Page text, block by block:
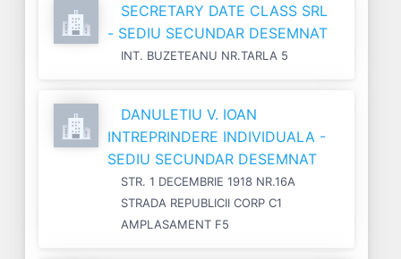
SECRETARY DATE CLASS SRL
- SEDIU SECUNDAR DESEMNAT
INT. BUZETEANU NR.TARLA 5
DANULETIU V. IOAN
INTREPRINDERE INDIVIDUALA -
SEDIU SECUNDAR DESEMNAT
STR. 1 DECEMBRIE 1918 NR.16A
STRADA REPUBLICII CORP C1
AMPLASAMENT F5